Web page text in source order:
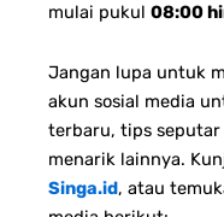
mulai pukul 08:00
Jangan lupa untuk
akun sosial media
terbaru, tips seputar
menarik lainnya.
Singa.id, atau